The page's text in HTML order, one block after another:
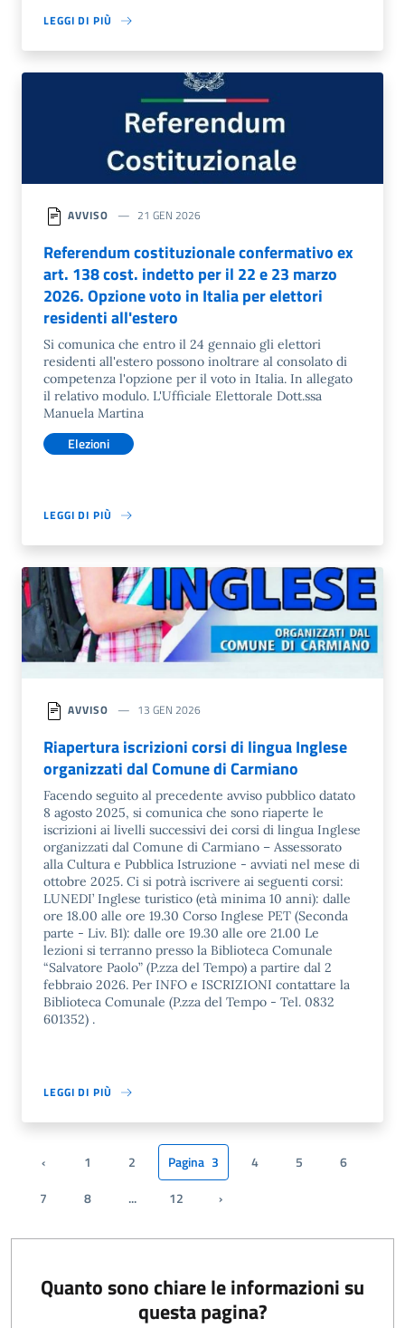
LEGGI DI PIÙ
AVVISO 21 GEN 2026
Referendum costituzionale confermativo ex
art. 138 cost. indetto per il 22 e 23 marzo
2026. Opzione voto in Italia per elettori
residenti all'estero
Si comunica che entro il 24 gennaio gli elettori
residenti all'estero possono inoltrare al consolato di
competenza l'opzione per il voto in Italia. In allegato
il relativo modulo. L'Ufficiale Elettorale Dott.ssa
Manuela Martina
Elezioni
LEGGI DI PIÙ
AVVISO 13 GEN 2026
Riapertura iscrizioni corsi di lingua Inglese
organizzati dal Comune di Carmiano
Facendo seguito al precedente avviso pubblico datato
8 agosto 2025, si comunica che sono riaperte le
iscrizioni ai livelli successivi dei corsi di lingua Inglese
organizzati dal Comune di Carmiano – Assessorato
alla Cultura e Pubblica Istruzione - avviati nel mese di
ottobre 2025. Ci si potrà iscrivere ai seguenti corsi:
LUNEDI’ Inglese turistico (età minima 10 anni): dalle
ore 18.00 alle ore 19.30 Corso Inglese PET (Seconda
parte - Liv. B1): dalle ore 19.30 alle ore 21.00 Le
lezioni si terranno presso la Biblioteca Comunale
“Salvatore Paolo” (P.zza del Tempo) a partire dal 2
febbraio 2026. Per INFO e ISCRIZIONI contattare la
Biblioteca Comunale (P.zza del Tempo - Tel. 0832
601352) .
LEGGI DI PIÙ
‹Pagina precedente
1 2 Pagina 3 4 5
6
7
8 ... 12 Pagina successiva
›
Quanto sono chiare le informazioni su
questa pagina?